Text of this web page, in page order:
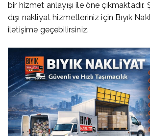
bir hizmet anlayışı ile öne çıkmaktadır.
dışı nakliyat hizmetleriniz için Bıyık
iletişime geçebilirsiniz.